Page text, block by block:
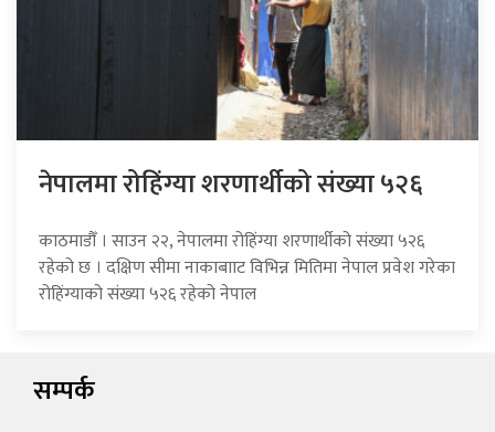
नेपालमा रोहिंग्या शरणार्थीको संख्या ५२६
काठमाडौँ । साउन २२, नेपालमा रोहिंग्या शरणार्थीको संख्या ५२६
रहेको छ । दक्षिण सीमा नाकाबााट विभिन्न मितिमा नेपाल प्रवेश गरेका
रोहिंग्याको संख्या ५२६ रहेको नेपाल
सम्पर्क